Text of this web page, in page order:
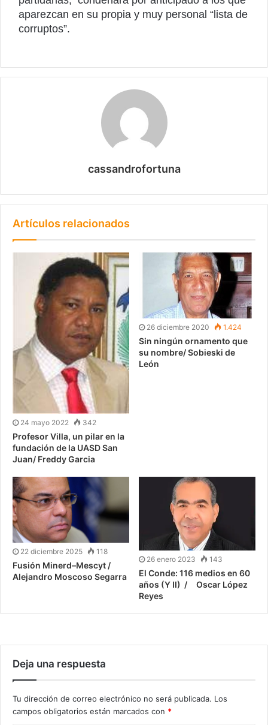
aparezcan en su propia y muy personal “lista de
corruptos”.
cassandrofortuna
Artículos relacionados
24 mayo 2022 342
Profesor Villa, un pilar en la
fundación de la UASD San
Juan/ Freddy Garcia
26 diciembre 2020 1.424
Sin ningún ornamento que
su nombre/ Sobieski de
León
22 diciembre 2025 118
Fusión Minerd–Mescyt /
Alejandro Moscoso Segarra
26 enero 2023 143
El Conde: 116 medios en 60
años (Y II) / Oscar López
Reyes
Deja una respuesta
Tu dirección de correo electrónico no será publicada. Los
campos obligatorios están marcados con *